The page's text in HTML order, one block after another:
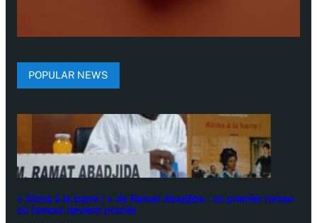
POPULAR NEWS
« Aïcha à la barre ! » de Ramat Abadjida : un premier roman
où l’amour devient procès